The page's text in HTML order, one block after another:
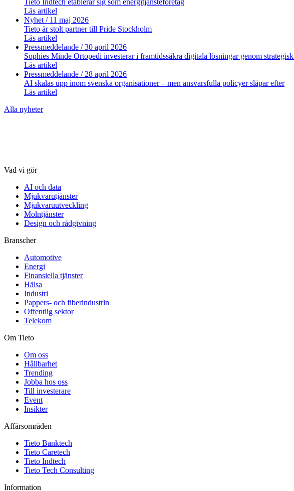
Tieto Indtech etablerar sig som energitjänsteföretag
Läs artikel
Nyhet/ 11 maj 2026
Tieto är stolt partner till Pride Stockholm
Läs artikel
Pressmeddelande / 30 april 2026
Sophies Minde Ortopedi investerar i framtidssäkra digitala lösningar genom
Läs artikel
Pressmeddelande / 28 april 2026
AI skalas upp inom svenska organisationer – men ansvarsfulla policyer släpar efter
Läs artikel
Alla nyheter
Vad vi gör
AI och data
Mjukvarutjänster
Mjukvaruutveckling
Molntjänster
Design och rådgivning
Branscher
Automotive
Energi
Finansiella tjänster
Hälsa
Industri
Pappers- och fiberindustrin
Offentlig sektor
Telekom
Om Tieto
Om oss
Hållbarhet
Trending
Jobba hos oss
Till investerare
Event
Insikter
Affärsområden
Tieto Banktech
Tieto Caretech
Tieto Indtech
Tieto Tech Consulting
Information